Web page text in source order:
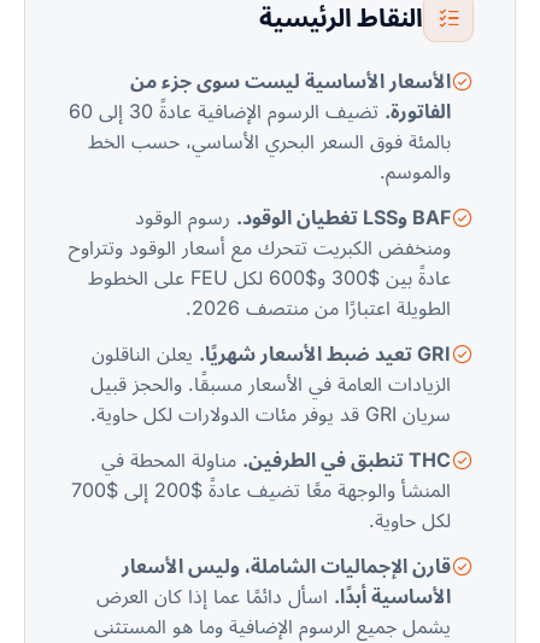
النقاط الرئيسية
الأسعار الأساسية ليست سوى جزء من
الفاتورة.
تضيف الرسوم الإضافية عادةً 30 إلى 60
بالمئة فوق السعر البحري الأساسي، حسب الخط
والموسم.
BAF وLSS تغطيان الوقود.
رسوم الوقود
ومنخفض الكبريت تتحرك مع أسعار الوقود وتتراوح
عادةً بين $300 و$600 لكل FEU على الخطوط
الطويلة اعتبارًا من منتصف 2026.
GRI تعيد ضبط الأسعار شهريًا.
يعلن الناقلون
الزيادات العامة في الأسعار مسبقًا. والحجز قبيل
سريان GRI قد يوفر مئات الدولارات لكل حاوية.
THC تنطبق في الطرفين.
مناولة المحطة في
المنشأ والوجهة معًا تضيف عادةً $200 إلى $700
لكل حاوية.
قارن الإجماليات الشاملة، وليس الأسعار
الأساسية أبدًا. اسأل دائمًا عما إذا كان العرض
يشمل جميع الرسوم الإضافية وما هو المستثنى